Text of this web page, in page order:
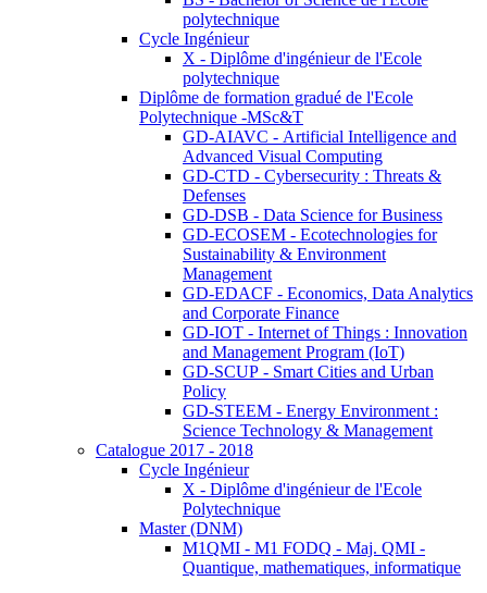
polytechnique
Cycle Ingénieur
X - Diplôme d'ingénieur de l'Ecole
polytechnique
Diplôme de formation gradué de l'Ecole
Polytechnique -MSc&T
GD-AIAVC - Artificial Intelligence and
Advanced Visual Computing
GD-CTD - Cybersecurity : Threats &
Defenses
GD-DSB - Data Science for Business
GD-ECOSEM - Ecotechnologies for
Sustainability & Environment
Management
GD-EDACF - Economics, Data Analytics
and Corporate Finance
GD-IOT - Internet of Things : Innovation
and Management Program (IoT)
GD-SCUP - Smart Cities and Urban
Policy
GD-STEEM - Energy Environment :
Science Technology & Management
Catalogue 2017 - 2018
Cycle Ingénieur
X - Diplôme d'ingénieur de l'Ecole
Polytechnique
Master (DNM)
M1QMI - M1 FODQ - Maj. QMI -
Quantique, mathematiques, informatique